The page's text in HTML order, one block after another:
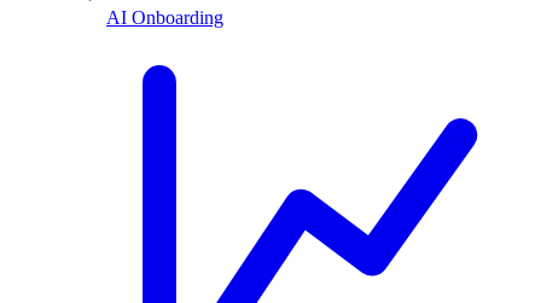
AI Onboarding